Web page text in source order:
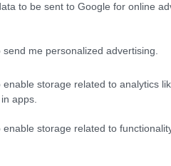
to be sent to Google for online
me personalized advertising.
storage related to analytics
apps.
storage related to